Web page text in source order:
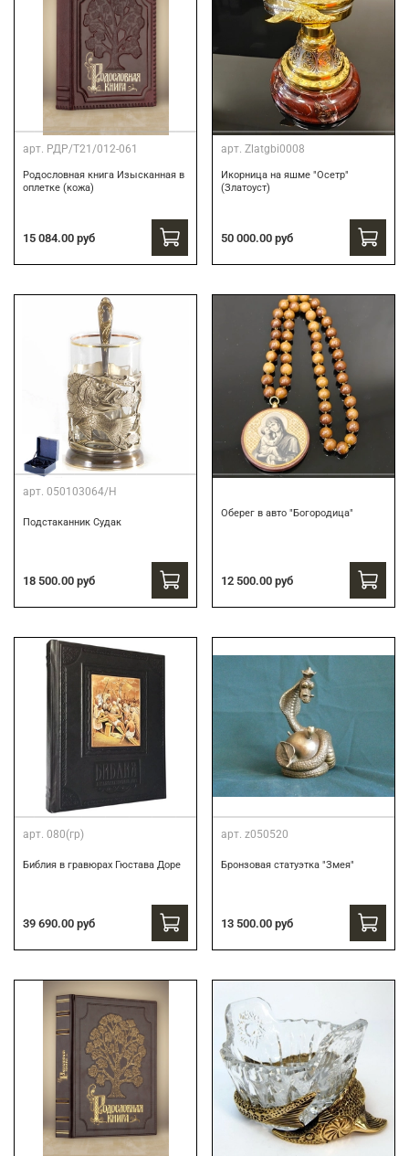
арт. РДР/Т21/012-061
Родословная книга Изысканная в
оплетке (кожа)
15 084.00 руб
арт. Zlatgbi0008
Икорница на яшме "Осетр"
(Златоуст)
50 000.00 руб
арт. 050103064/Н
Подстаканник Судак
18 500.00 руб
Оберег в авто "Богородица"
12 500.00 руб
арт. 080(гр)
Библия в гравюрах Гюстава Доре
39 690.00 руб
арт. z050520
Бронзовая статуэтка "Змея"
13 500.00 руб